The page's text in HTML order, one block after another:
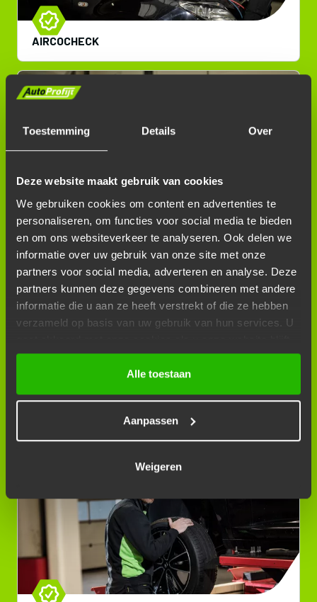
Toestemming Details Over
Deze website maakt gebruik van cookies
We gebruiken cookies om content en advertenties te
personaliseren, om functies voor social media te bieden
en om ons websiteverkeer te analyseren. Ook delen we
informatie over uw gebruik van onze site met onze
partners voor social media, adverteren en analyse. Deze
partners kunnen deze gegevens combineren met andere
informatie die u aan ze heeft verstrekt of die ze hebben
verzameld op basis van uw gebruik van hun services. U
gebruiken.
Alle toestaan
Aanpassen
Weigeren
AIRCOCHECK
AIRCOSERVICE R134A